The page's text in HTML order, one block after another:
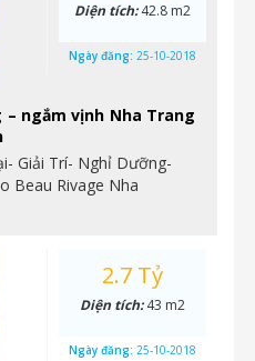
– ngắm vịnh Nha Trang
Giải Trí- Nghỉ Dưỡng-
Beau Rivage Nha
Diện tích:42.8 m2
Ngày đăng: 25-10-2018
2.7 Tỷ
Diện tích:43 m2
Ngày đăng: 25-10-2018